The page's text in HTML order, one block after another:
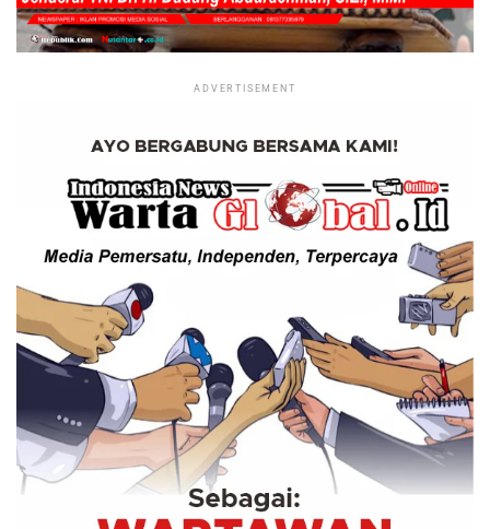
ADVERTISEMENT